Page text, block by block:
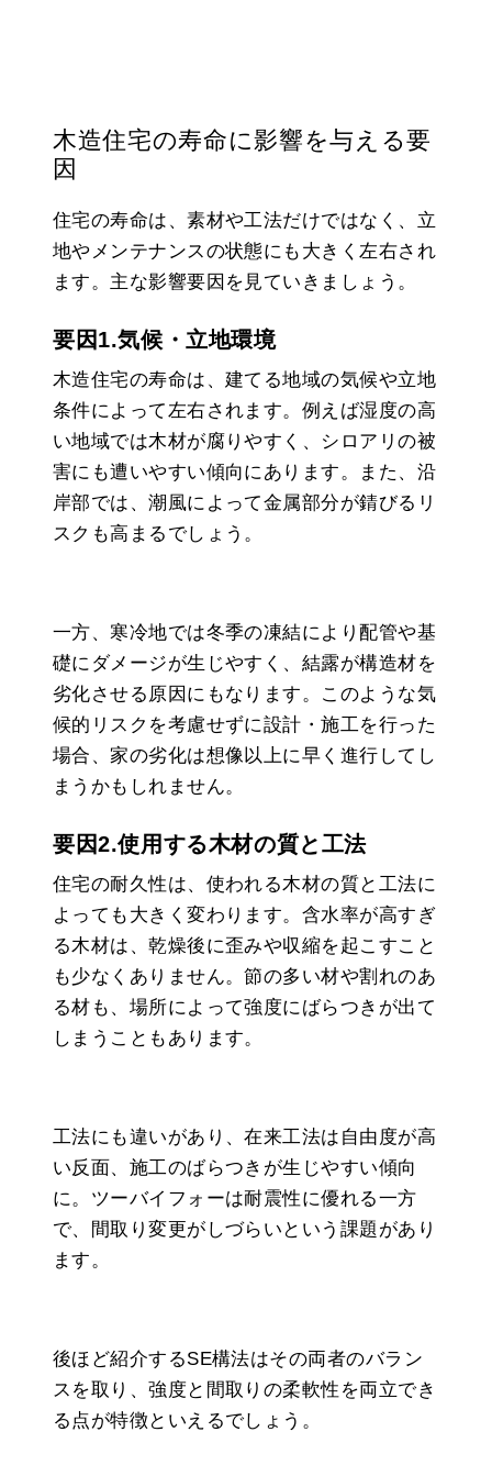
木造住宅の寿命に影響を与える要
因
住宅の寿命は、素材や工法だけではなく、立
地やメンテナンスの状態にも大きく左右され
ます。主な影響要因を見ていきましょう。
要因1.気候・立地環境
木造住宅の寿命は、建てる地域の気候や立地
条件によって左右されます。例えば湿度の高
い地域では木材が腐りやすく、シロアリの被
害にも遭いやすい傾向にあります。また、沿
岸部では、潮風によって金属部分が錆びるリ
スクも高まるでしょう。
一方、寒冷地では冬季の凍結により配管や基
礎にダメージが生じやすく、結露が構造材を
劣化させる原因にもなります。このような気
候的リスクを考慮せずに設計・施工を行った
場合、家の劣化は想像以上に早く進行してし
まうかもしれません。
要因2.使用する木材の質と工法
住宅の耐久性は、使われる木材の質と工法に
よっても大きく変わります。含水率が高すぎ
る木材は、乾燥後に歪みや収縮を起こすこと
も少なくありません。節の多い材や割れのあ
る材も、場所によって強度にばらつきが出て
しまうこともあります。
工法にも違いがあり、在来工法は自由度が高
い反面、施工のばらつきが生じやすい傾向
に。ツーバイフォーは耐震性に優れる一方
で、間取り変更がしづらいという課題があり
ます。
後ほど紹介するSE構法はその両者のバラン
スを取り、強度と間取りの柔軟性を両立でき
る点が特徴といえるでしょう。